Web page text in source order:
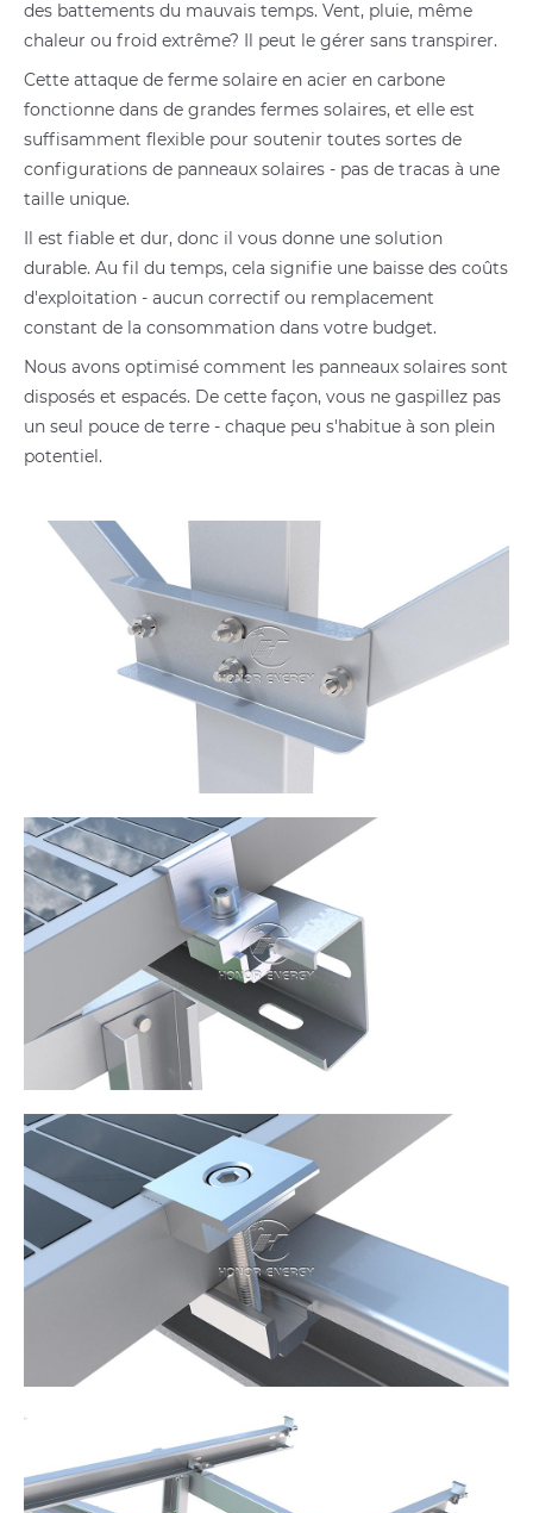
des battements du mauvais temps. Vent, pluie, même
chaleur ou froid extrême? Il peut le gérer sans transpirer.
Cette attaque de ferme solaire en acier en carbone
fonctionne dans de grandes fermes solaires, et elle est
suffisamment flexible pour soutenir toutes sortes de
configurations de panneaux solaires - pas de tracas à une
taille unique.
Il est fiable et dur, donc il vous donne une solution
durable. Au fil du temps, cela signifie une baisse des coûts
d'exploitation - aucun correctif ou remplacement
constant de la consommation dans votre budget.
Nous avons optimisé comment les panneaux solaires sont
disposés et espacés. De cette façon, vous ne gaspillez pas
un seul pouce de terre - chaque peu s'habitue à son plein
potentiel.